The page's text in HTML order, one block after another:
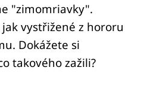
"zimomriavky".
vystřižené z hororu
Dokážete si
takového zažili?